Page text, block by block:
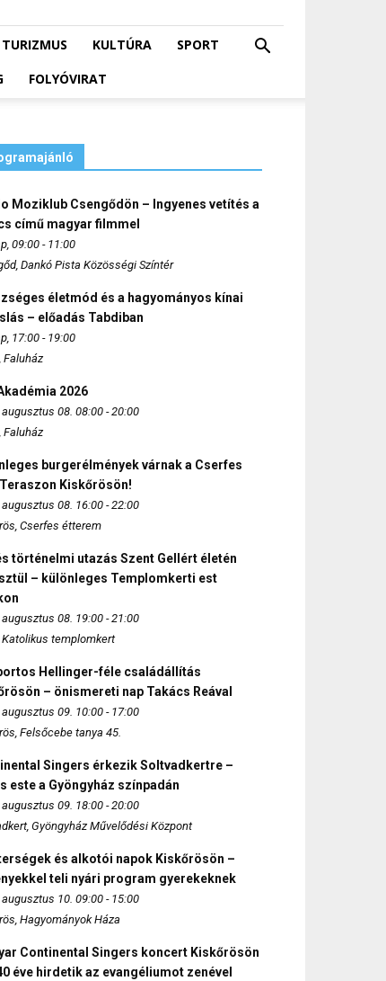
TURIZMUS KULTÚRA
SPORT
FOLYÓVIRAT
Moziklub Csengődön – Ingyenes vetítés a
című magyar filmmel
09:00 - 11:00
Dankó Pista Közösségi Színtér
életmód és a hagyományos kínai
– előadás Tabdiban
17:00 - 19:00
Faluház
2026
08. 08:00 - 20:00
Faluház
burgerélmények várnak a Cserfes
Kiskőrösön!
08. 16:00 - 22:00
Cserfes étterem
történelmi utazás Szent Gellért életén
– különleges Templomkerti est
08. 19:00 - 21:00
Katolikus templomkert
Hellinger-féle családállítás
– önismereti nap Takács Reával
09. 10:00 - 17:00
Felsőcebe tanya 45.
Singers érkezik Soltvadkertre –
este a Gyöngyház színpadán
09. 18:00 - 20:00
Gyöngyház Művelődési Központ
és alkotói napok Kiskőrösön –
teli nyári program gyerekeknek
10. 09:00 - 15:00
Hagyományok Háza
Continental Singers koncert Kiskőrösön
éve hirdetik az evangéliumot zenével